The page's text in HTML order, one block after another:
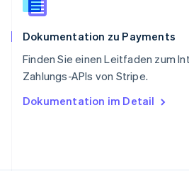
Dokumentation zu Payments
Finden Sie einen Leitfaden zum
Zahlungs-APIs von Stripe.
Dokumentation im Detail
Spanien
Thailand
Tschechische Republik
English
English